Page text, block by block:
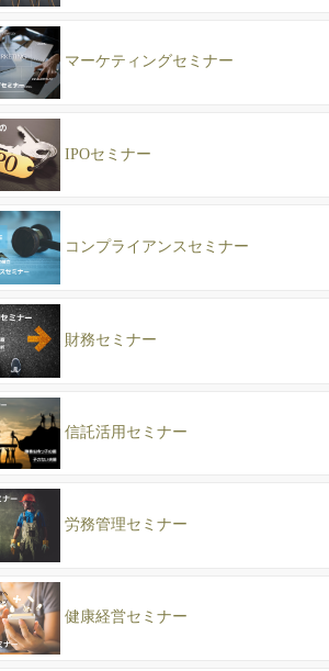
マーケティングセミナー
IPOセミナー
コンプライアンスセミナー
財務セミナー
信託活用セミナー
労務管理セミナー
健康経営セミナー